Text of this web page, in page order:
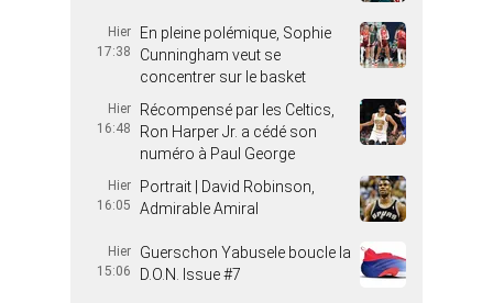
Hier
17:38
En pleine polémique, Sophie
Cunningham veut se
concentrer sur le basket
Hier
16:48
Récompensé par les Celtics,
Ron Harper Jr. a cédé son
numéro à Paul George
Hier
16:05
Portrait | David Robinson,
Admirable Amiral
Hier
15:06
Guerschon Yabusele boucle la
D.O.N. Issue #7